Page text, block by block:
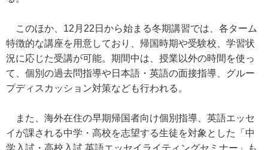
このほか、12月22日から始まる冬期講習では、各ターム
特徴的な講座を用意しており、帰国時期や受験校、学習状
況に応じた受講が可能。期間中は、授業以外の時間を使っ
て、個別の過去問指導や日本語・英語の面接指導、グルー
プディスカッション対策なども行われる。
また、海外在住の早期帰国者向け個別指導、英語エッセ
イが課される中学・高校を志望する生徒を対象とした「中
学入試・高校入試 英語エッセイライティングセミナー」も